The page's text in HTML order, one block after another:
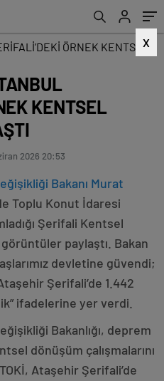
X
KENTSEL
2026 20:53
Bakanı Murat
Toplu Konut İdaresi
Şerifali Kentsel
paylaştı. Bakan
devletine güvendi;
Şerifali’de 1.442
ifadelerine yer verdi.
Bakanlığı, deprem
dönüşüm çalışmalarını
Ataşehir Şerifali’de